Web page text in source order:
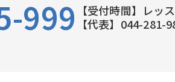
999
【受付時間】レッ
【代表】044-281-